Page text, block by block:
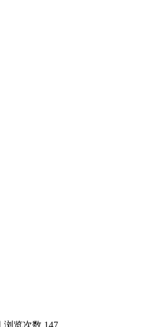
浏览次数 147